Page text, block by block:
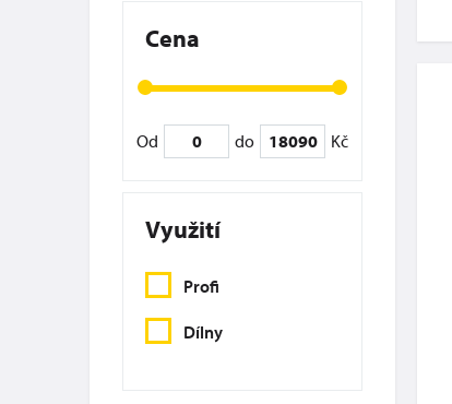
Cena
Od do Kč
Využití
Profi
Dílny